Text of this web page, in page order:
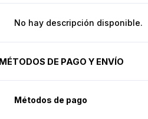
No hay descripción disponible.
MÉTODOS DE PAGO Y ENVÍO
Métodos de pago